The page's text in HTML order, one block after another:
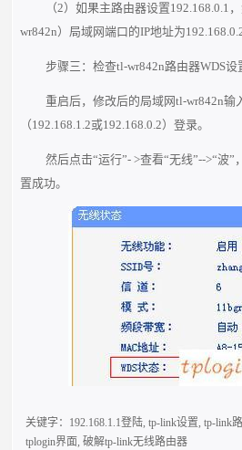
（2）如果主路由器设置192.168.0.1
wr842n）局域网端口的IP地址为192.168.0.2
步骤三：检查tl-wr842n路由器WDS设
重启后，修改后的局域网tl-wr842n输
（192.168.1.2或192.168.0.2）登录。
然后点击“运行”- >查看“无线”-->“波
置成功。
关键字： 192.168.1.1登陆,tp-link设置,tp-link
tplogin界面,破解tp-link无线路由器